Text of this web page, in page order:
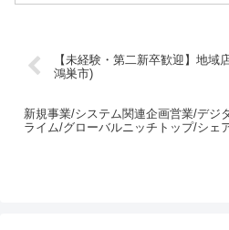
【未経験・第二新卒歓迎】地域
鴻巣市)
新規事業/システム関連企画営業/デジ
ライム/グローバルニッチトップ/シェ